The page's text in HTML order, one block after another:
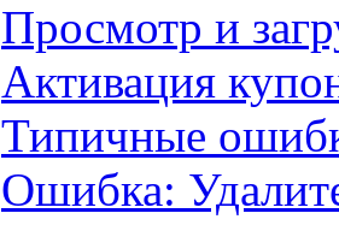
Просмотр и
Активация
Типичные
Ошибка: